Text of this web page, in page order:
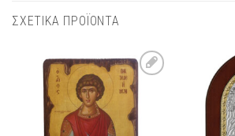
ΣΧΕΤΙΚΑ ΠΡΟΪΟΝΤΑ
Πρόσθήκη
στην λίστα
επιθυμιών